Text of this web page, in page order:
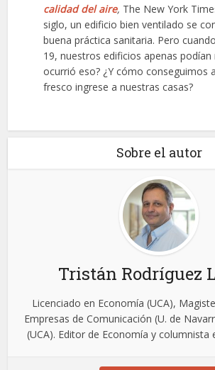
calidad del aire, The New York
siglo, un edificio bien ventilado se
buena práctica sanitaria. Pero
19, nuestros edificios apenas podían
ocurrió eso? ¿Y cómo conseguimos
fresco ingrese a nuestras casas?
Sobre el autor
Tristán Rodríguez
Licenciado en Economía (UCA),
Empresas de Comunicación (U. de
(UCA). Editor de Economía y columnista